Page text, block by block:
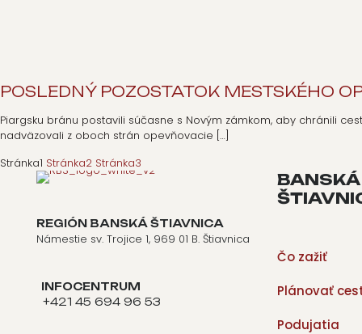
POSLEDNÝ POZOSTATOK MESTSKÉHO
Piargsku bránu postavili súčasne s Novým zámkom, aby chránili
nadväzovali z oboch strán opevňovacie […]
Stránka1 Stránka2 Stránka3
REGIÓN BANSKÁ ŠTIAVNICA
Námestie sv. Trojice 1, 969 01 B. Štiavnica
INFOCENTRUM
+421 45 694 96 53
BANSKÁ
Čo zažiť
Plánovať
Podujatia